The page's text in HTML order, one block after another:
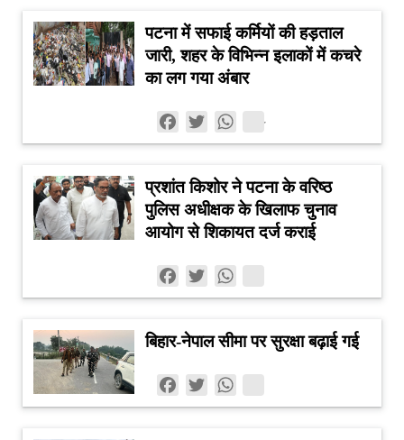
करेगी या शराबबंदी को समाप्त कर नियंत्रित बिक्री की नई व्यवस्था
अपनाएगी, यह आने वाले राजनीतिक और नीतिगत फैसलों से स्पष्ट
होगा।
पटना में सफाई कर्मियों की हड़ताल
जारी, शहर के विभिन्न इलाकों में कचरे
का लग गया अंबार
Facebook
Twitter WhatsApp
प्रशांत किशोर ने पटना के वरिष्ठ
पुलिस अधीक्षक के खिलाफ चुनाव
आयोग से शिकायत दर्ज कराई
Facebook
Twitter
बिहार-नेपाल सीमा पर सुरक्षा बढ़ाई गई
Facebook
Twitter